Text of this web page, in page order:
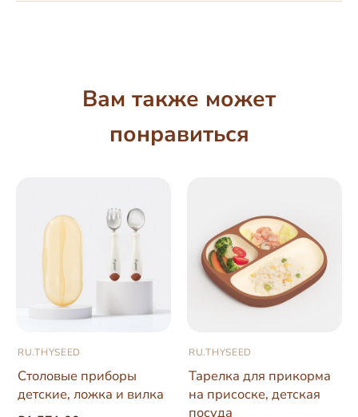
Вам также может
понравиться
RU.THYSEED
Столовые приборы
детские, ложка и вилка
RU.THYSEED
Тарелка для прикорма
на присоске, детская
посуда